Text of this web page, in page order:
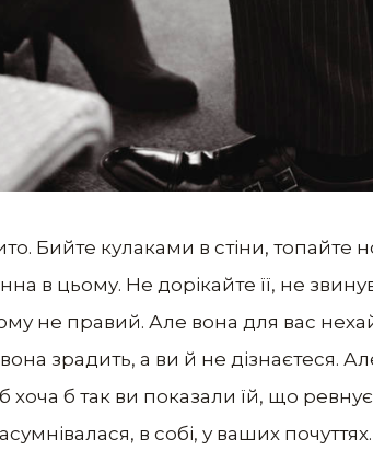
Бийте кулаками в стіни, топайте
в цьому. Не дорікайте її, не
не правий. Але вона для вас
зрадить, а ви й не дізнаєтеся.
б так ви показали їй, що
в собі, у ваших